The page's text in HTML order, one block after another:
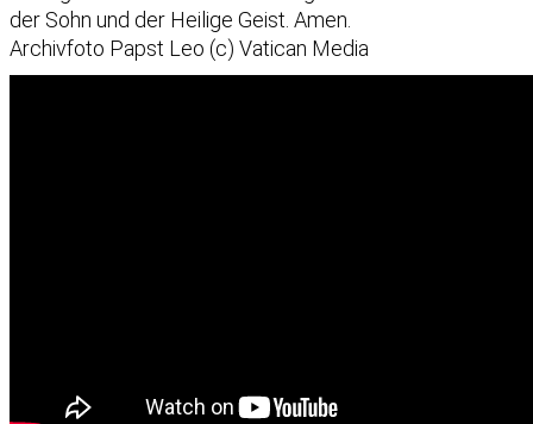
der Sohn und der Heilige Geist. Amen.
Archivfoto Papst Leo (c) Vatican Media